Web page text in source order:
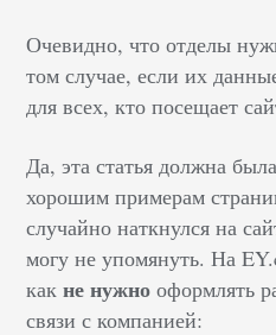
Очевидно, что отделы
том случае, если их
для всех, кто посещает
Да, эта статья должна
хорошим примерам
случайно наткнулся на
могу не упомянуть. На
какне нужно оформлять
связи с компанией: